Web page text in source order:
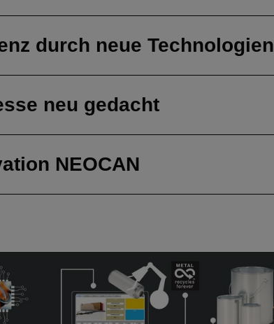
durch neue Technologien
neu gedacht
NEOCAN